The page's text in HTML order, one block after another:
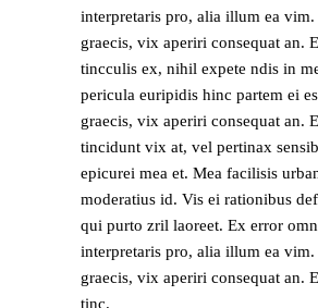
interpretaris pro, alia illum ea vim.
graecis, vix aperiri consequat an.
tincculis ex, nihil expete ndis in
pericula euripidis hinc partem ei
graecis, vix aperiri consequat an.
tincidunt vix at, vel pertinax
epicurei mea et. Mea facilisis
moderatius id. Vis ei rationibus
qui purto zril laoreet. Ex error
interpretaris pro, alia illum ea vim.
graecis, vix aperiri consequat an.
tinc.